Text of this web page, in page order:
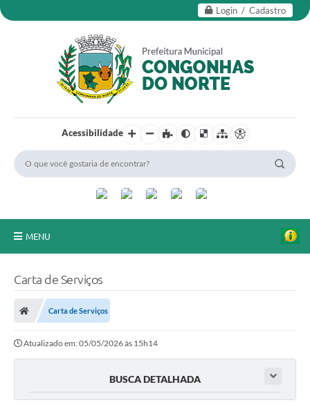
Login / Cadastro
Acessibilidade
MENU
Ouvidoria
Legislação
Carta de Serviços
Carta de Serviços
Carta de Serviços
Atualizado em: 05/05/2026 às 15h14
BUSCA DETALHADA